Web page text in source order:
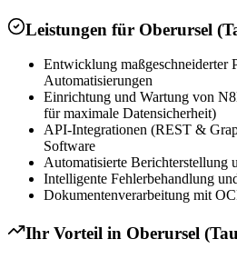
Leistungen für Oberursel
Entwicklung maßgeschneiderter
Automatisierungen
Einrichtung und Wartung von
für maximale Datensicherheit)
API-Integrationen (REST &
Software
Automatisierte Berichterstellung
Intelligente Fehlerbehandlung
Dokumentenverarbeitung mit
Ihr Vorteil in Oberursel